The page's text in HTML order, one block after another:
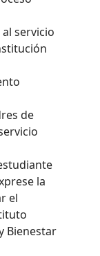
servicio
de
la
el
Bienestar